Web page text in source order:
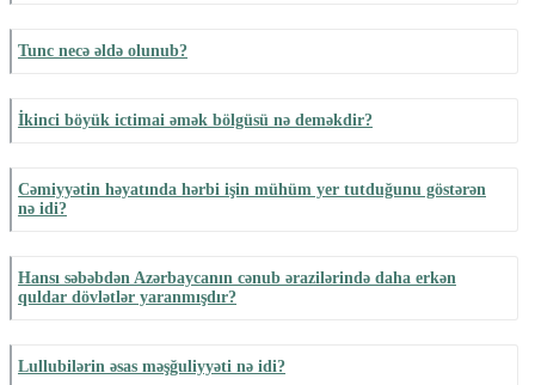
Tunc necə əldə olunub?
İkinci böyük ictimai əmək bölgüsü nə deməkdir?
Cəmiyyətin həyatında hərbi işin mühüm yer tutduğunu göstərən
nə idi?
Hansı səbəbdən Azərbaycanın cənub ərazilərində daha erkən
quldar dövlətlər yaranmışdır?
Lullubilərin əsas məşğuliyyəti nə idi?